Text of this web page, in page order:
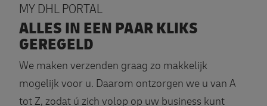
MY DHL PORTAL
ALLES IN EEN PAAR KLIKS
GEREGELD
We maken verzenden graag zo makkelijk
mogelijk voor u. Daarom ontzorgen we u van A
tot Z, zodat ú zich volop op uw business kunt